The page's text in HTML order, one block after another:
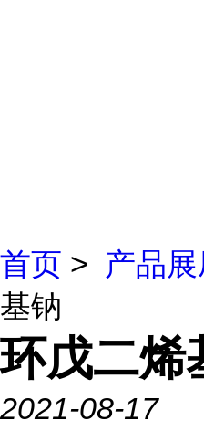
首页 > 产品
基钠
环戊二烯
2021-08-17